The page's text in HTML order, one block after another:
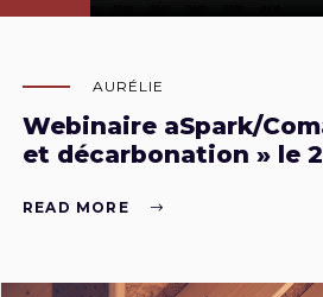
AURÉLIE
Webinaire aSpark/
et décarbonation » le
READ MORE